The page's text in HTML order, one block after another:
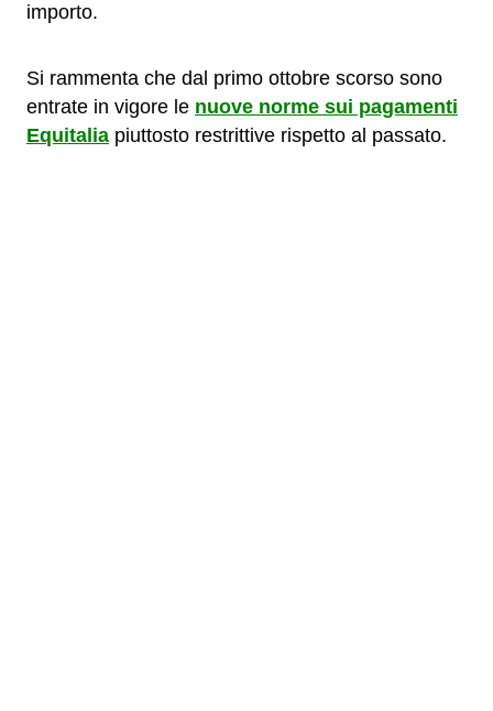
importo.
Si rammenta che dal primo ottobre scorso sono
entrate in vigore le nuove norme sui pagamenti
Equitalia piuttosto restrittive rispetto al passato.